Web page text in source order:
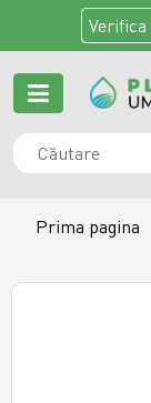
Verifica
Prima pagina